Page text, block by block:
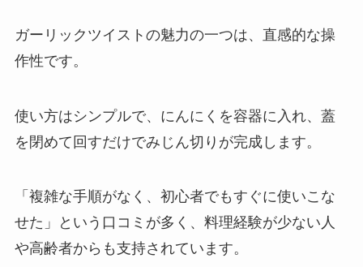
ガーリックツイストの魅力の一つは、直感的な操
作性です。
使い方はシンプルで、にんにくを容器に入れ、蓋
を閉めて回すだけでみじん切りが完成します。
「複雑な手順がなく、初心者でもすぐに使いこな
せた」という口コミが多く、料理経験が少ない人
や高齢者からも支持されています。